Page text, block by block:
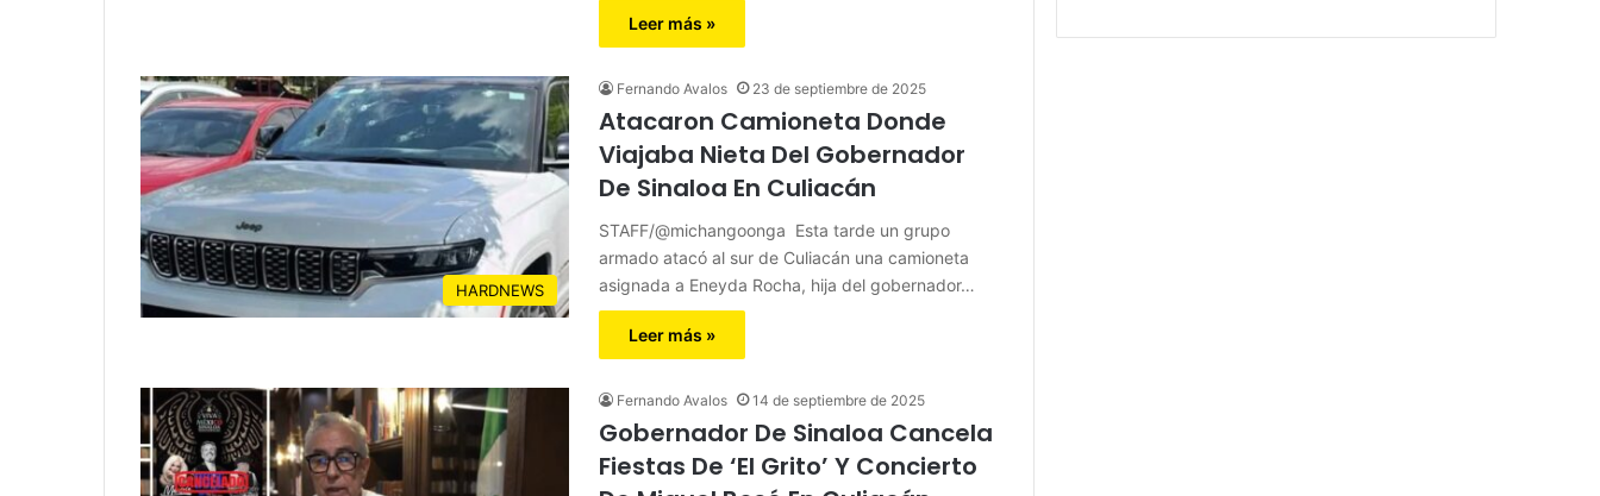
Leer más »
HARDNEWS
Fernando Avalos 23 de septiembre de 2025
Atacaron Camioneta Donde
Viajaba Nieta Del Gobernador
De Sinaloa En Culiacán
STAFF/@michangoonga Esta tarde un grupo
armado atacó al sur de Culiacán una camioneta
asignada a Eneyda Rocha, hija del gobernador…
Leer más »
Fernando Avalos 14 de septiembre de 2025
Gobernador De Sinaloa Cancela
Fiestas De ‘El Grito’ Y Concierto